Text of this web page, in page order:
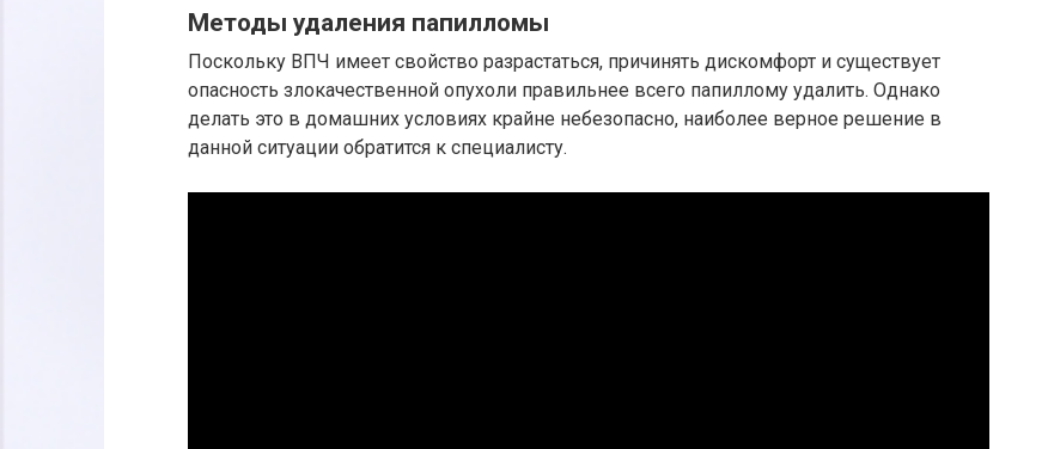
Методы удаления папилломы
Поскольку ВПЧ имеет свойство разрастаться, причинять дискомфорт и существует
опасность злокачественной опухоли правильнее всего папиллому удалить. Однако
делать это в домашних условиях крайне небезопасно, наиболее верное решение в
данной ситуации обратится к специалисту.